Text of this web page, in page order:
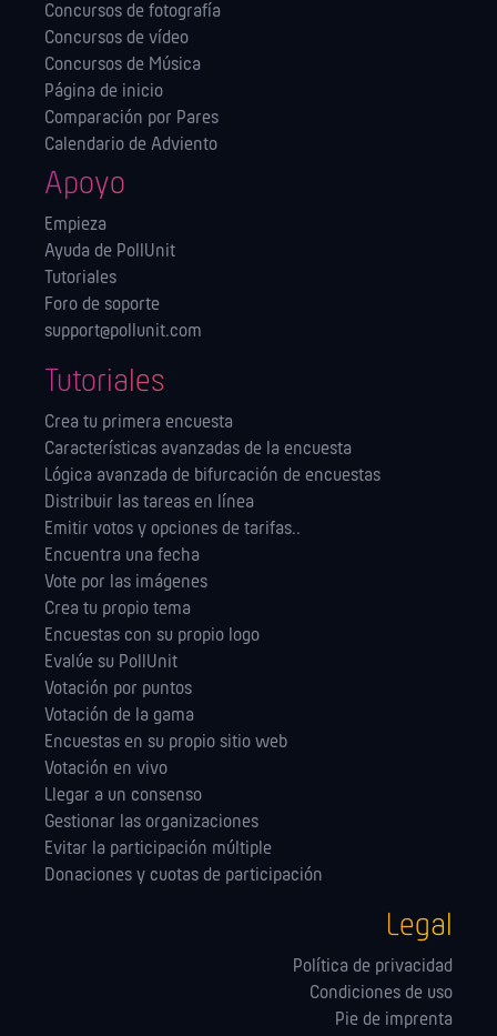
Concursos de fotografía
Concursos de vídeo
Concursos de Música
Página de inicio
Comparación por Pares
Calendario de Adviento
Apoyo
Empieza
Ayuda de PollUnit
Tutoriales
Foro de soporte
support@pollunit.com
Tutoriales
Crea tu primera encuesta
Características avanzadas de la encuesta
Lógica avanzada de bifurcación de encuestas
Distribuir las tareas en línea
Emitir votos y opciones de tarifas..
Encuentra una fecha
Vote por las imágenes
Crea tu propio tema
Encuestas con su propio logo
Evalúe su PollUnit
Votación por puntos
Votación de la gama
Encuestas en su propio sitio web
Votación en vivo
Llegar a un consenso
Gestionar las orga­nizaciones
Evitar la participación múltiple
Donaciones y cuotas de participación
Legal
Política de privacidad
Condiciones de uso
Pie de imprenta